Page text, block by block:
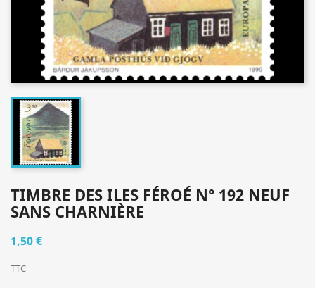
TIMBRE DES ILES FÉROÉ N° 192 NEUF
SANS CHARNIÈRE
1,50 €
TTC